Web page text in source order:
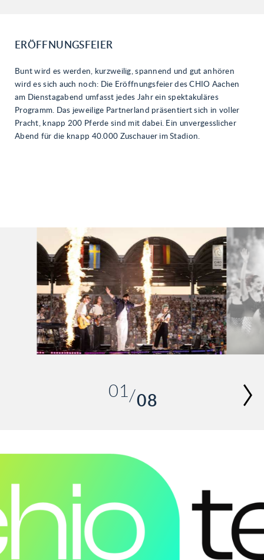
05
06
07
08
09
ERÖFFNUNGSFEIER
Bunt wird es werden, kurzweilig, spannend und gut anhören
wird es sich auch noch: Die Eröffnungsfeier des CHIO Aachen
am Dienstagabend umfasst jedes Jahr ein spektakuläres
Programm. Das jeweilige Partnerland präsentiert sich in voller
Pracht, knapp 200 Pferde sind mit dabei. Ein unvergesslicher
Abend für die knapp 40.000 Zuschauer im Stadion.
01
05
07
08
08